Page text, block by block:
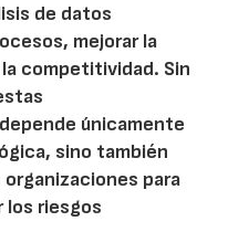
de datos
mejorar la
competitividad. Sin
únicamente
sino también
para
riesgos